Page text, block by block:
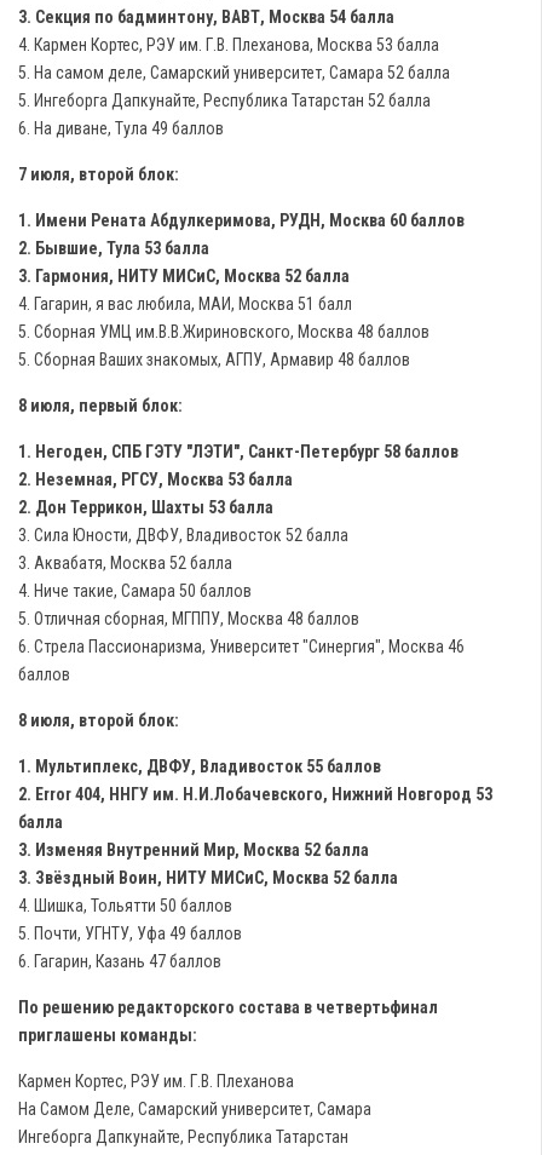
3. Секция по бадминтону, ВАВТ, Москва 54 балла
4. Кармен Кортес, РЭУ им. Г.В. Плеханова, Москва 53 балла
5. На самом деле, Самарский университет, Самара 52 балла
5. Ингеборга Дапкунайте, Республика Татарстан 52 балла
6. На диване, Тула 49 баллов
7 июля, второй блок:
1. Имени Рената Абдулкеримова, РУДН, Москва 60 баллов
2. Бывшие, Тула 53 балла
3. Гармония, НИТУ МИСиС, Москва 52 балла
4. Гагарин, я вас любила, МАИ, Москва 51 балл
5. Сборная УМЦ им.В.В.Жириновского, Москва 48 баллов
5. Сборная Ваших знакомых, АГПУ, Армавир 48 баллов
8 июля, первый блок:
1. Негоден, СПБ ГЭТУ "ЛЭТИ", Санкт-Петербург 58 баллов
2. Неземная, РГСУ, Москва 53 балла
2. Дон Террикон, Шахты 53 балла
3. Сила Юности, ДВФУ, Владивосток 52 балла
3. Аквабатя, Москва 52 балла
4. Ниче такие, Самара 50 баллов
5. Отличная сборная, МГППУ, Москва 48 баллов
6. Стрела Пассионаризма, Университет "Синергия", Москва 46
баллов
8 июля, второй блок:
1. Мультиплекс, ДВФУ, Владивосток 55 баллов
2. Error 404, ННГУ им. Н.И.Лобачевского, Нижний Новгород 53
балла
3. Изменяя Внутренний Мир, Москва 52 балла
3. Звёздный Воин, НИТУ МИСиС, Москва 52 балла
4. Шишка, Тольятти 50 баллов
5. Почти, УГНТУ, Уфа 49 баллов
6. Гагарин, Казань 47 баллов
По решению редакторского состава в четвертьфинал
приглашены команды:
Кармен Кортес, РЭУ им. Г.В. Плеханова
На Самом Деле, Самарский университет, Самара
Ингеборга Дапкунайте, Республика Татарстан